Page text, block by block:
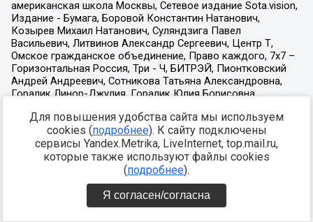
Для повышения удобства сайта мы используем
cookies (подробнее). К сайту подключены
сервисы Yandex.Metrika, LiveInternet, top.mail.ru,
которые также используют файлы cookies
(подробнее).
Я согласен/согласна